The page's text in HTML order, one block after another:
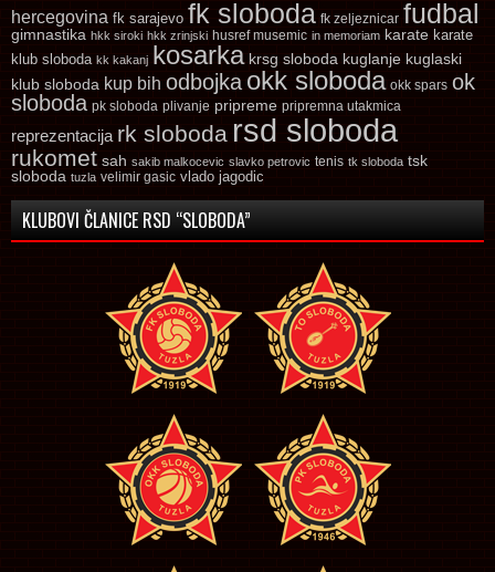
hercegovina fk sarajevo fk sloboda fk zeljeznicar fudbal
gimnastika hkk siroki hkk zrinjski husref musemic in memoriam karate karate
klub sloboda kk kakanj kosarka krsg sloboda kuglanje kuglaski
klub sloboda kup bih odbojka okk sloboda okk spars ok
sloboda pk sloboda plivanje pripreme pripremna utakmica
reprezentacija rk sloboda rsd sloboda
rukomet sah sakib malkocevic slavko petrovic tenis tk sloboda tsk
sloboda tuzla velimir gasic vlado jagodic
KLUBOVI ČLANICE RSD “SLOBODA”